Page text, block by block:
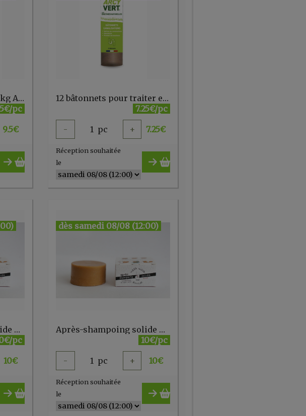
*Argile verte surfine 1kg Argiletz
pc
9.5€
12 bâtonnets pour traiter et désodoriser (canalisations/siphons) ARCY VERT
7.25€/pc
- 1 pc + 7.25€
Réception souhaitée
le
Après-shampoing solide démêlant WWC
pc
10€
dès samedi 08/08 (12:00)
Après-shampoing solide nourrissant WWC
10€/pc
- 1 pc + 10€
Réception souhaitée
le